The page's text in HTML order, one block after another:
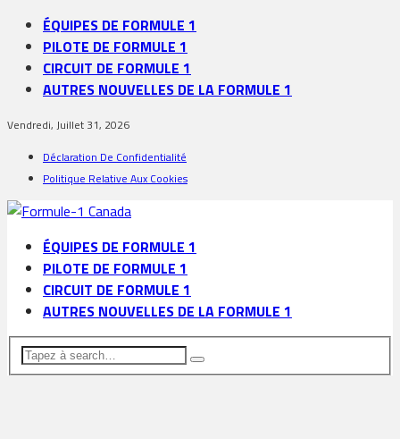
ÉQUIPES DE FORMULE 1
PILOTE DE FORMULE 1
CIRCUIT DE FORMULE 1
AUTRES NOUVELLES DE LA FORMULE 1
Vendredi, Juillet 31, 2026
Déclaration De Confidentialité
Politique Relative Aux Cookies
ÉQUIPES DE FORMULE 1
PILOTE DE FORMULE 1
CIRCUIT DE FORMULE 1
AUTRES NOUVELLES DE LA FORMULE 1